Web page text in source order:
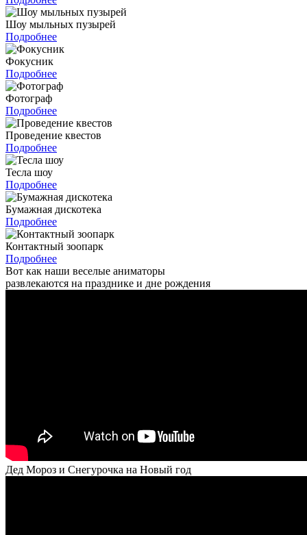
Шоу мыльных пузырей
Подробнее
Фокусник
Подробнее
Фотограф
Подробнее
Проведение квестов
Подробнее
Тесла шоу
Подробнее
Бумажная дискотека
Подробнее
Контактный зоопарк
Подробнее
Вот как наши веселые аниматоры
развлекаются на празднике и дне рождения
Дед Мороз и Снегурочка на Новый год